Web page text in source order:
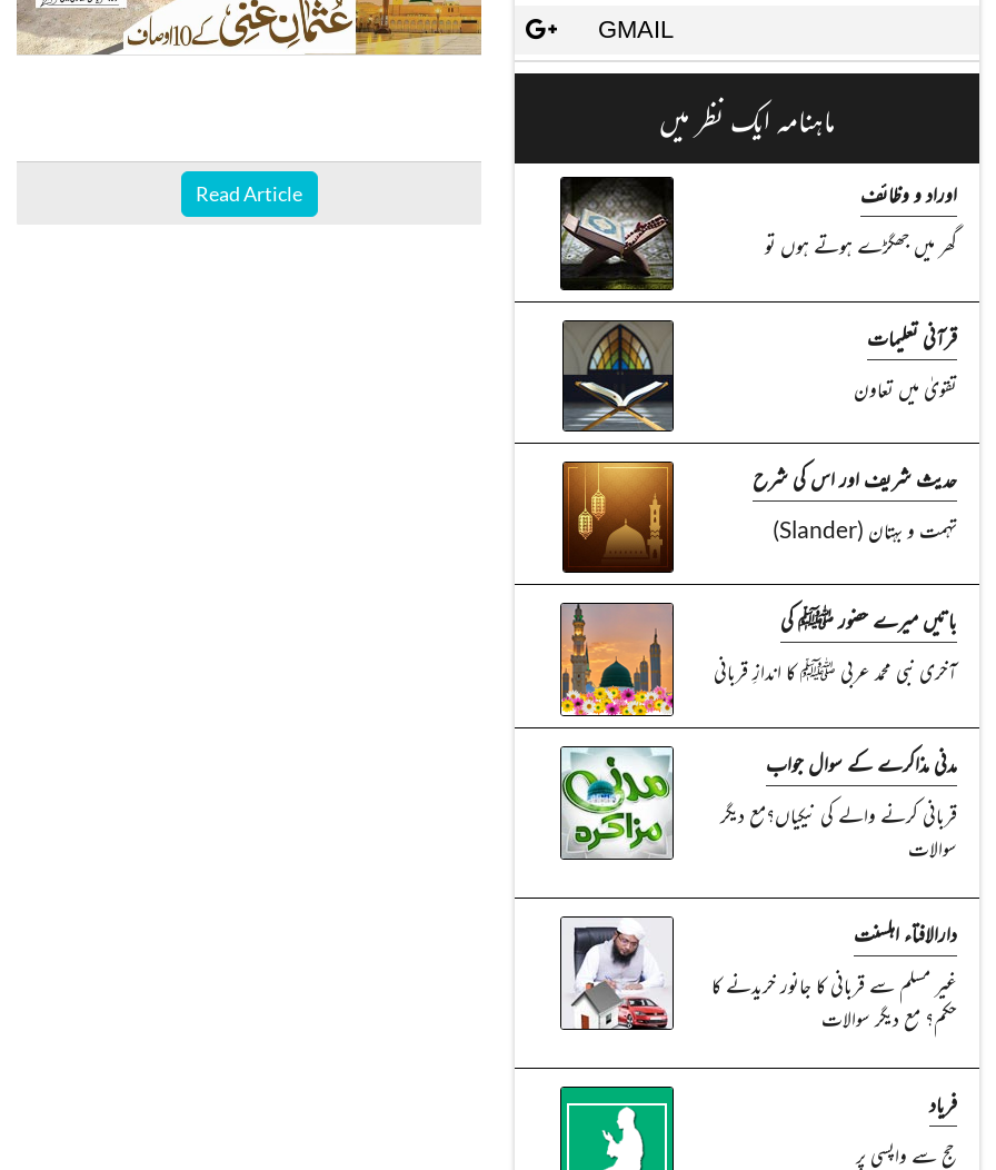
Read Article
GMAIL
ماہنامہ ایک نظر میں
اوراد و وظائف
گھر میں جھگڑے ہوتے ہوں تو
قرآنی تعلیمات
تقویٰ میں تعاون
حدیث شریف اور اس کی شرح
تہمت و بہتان (Slander)
باتیں میرے حضور ﷺ کی
آخری نبی محمد عربی ﷺ کا اندازِ قربانی
مدنی مذاکرے کے سوال جواب
قربانی کرنے والے کی نیکیاں؟مع دیگر
سوالات
دارالافتاء اہلسنت
غیر مسلم سے قربانی کا جانور خریدنے کا
حکم؟ مع دیگر سوالات
فریاد
حج سے واپسی پر